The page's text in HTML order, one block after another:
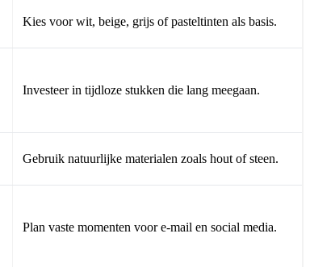
Kies voor wit, beige, grijs of pasteltinten als basis.
Investeer in tijdloze stukken die lang meegaan.
Gebruik natuurlijke materialen zoals hout of steen.
Plan vaste momenten voor e-mail en social media.